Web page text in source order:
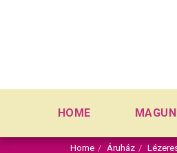
HOME
Home Áruház